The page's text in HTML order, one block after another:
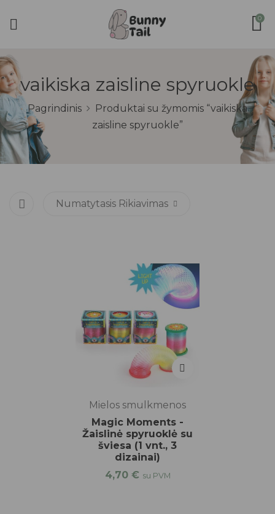
0
vaikiska zaisline spyruokle
Pagrindinis
Produktai su žymomis “vaikiska
zaisline spyruokle”
Numatytasis Rikiavimas
Mielos smulkmenos
Magic Moments -
Žaislinė spyruoklė su
šviesa (1 vnt., 3
dizainai)
4,70 € su PVM